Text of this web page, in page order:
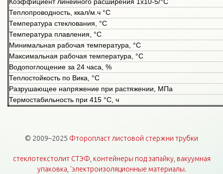
Теплопроводность, ккал/м.ч °С
Температура стеклования, °С
Температура плавления, °С
Минимальная рабочая температура, °С
Максимальная рабочая температура, °С
Водопоглощение за 24 часа, %
Теплостойкость по Вика, °С
Разрушающее напряжение при растяжении, МПа
Термостабильность при 415 °С, ч
© 2009–2025 Фторопласт листовой стержни трубки
стеклотекстолит СТЭФ, контейнеры под запайку, вакуумная
упаковка, 'электроизоляционные материалы.